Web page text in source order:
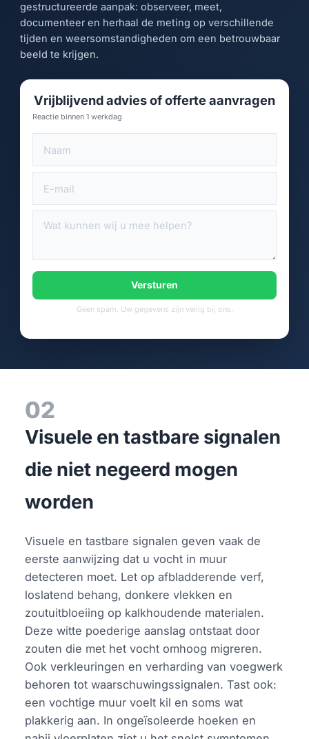
gestructureerde aanpak: observeer, meet,
documenteer en herhaal de meting op verschillende
tijden en weersomstandigheden om een betrouwbaar
beeld te krijgen.
Vrijblijvend advies of offerte aanvragen
Reactie binnen 1 werkdag
Versturen
Geen spam. Uw gegevens zijn veilig bij ons.
02
Visuele en tastbare signalen
die niet negeerd mogen
worden
Visuele en tastbare signalen geven vaak de
eerste aanwijzing dat u vocht in muur
detecteren moet. Let op afbladderende verf,
loslatend behang, donkere vlekken en
zoutuitbloeiing op kalkhoudende materialen.
Deze witte poederige aanslag ontstaat door
zouten die met het vocht omhoog migreren.
Ook verkleuringen en verharding van voegwerk
behoren tot waarschuwingssignalen. Tast ook:
een vochtige muur voelt kil en soms wat
plakkerig aan. In ongeïsoleerde hoeken en